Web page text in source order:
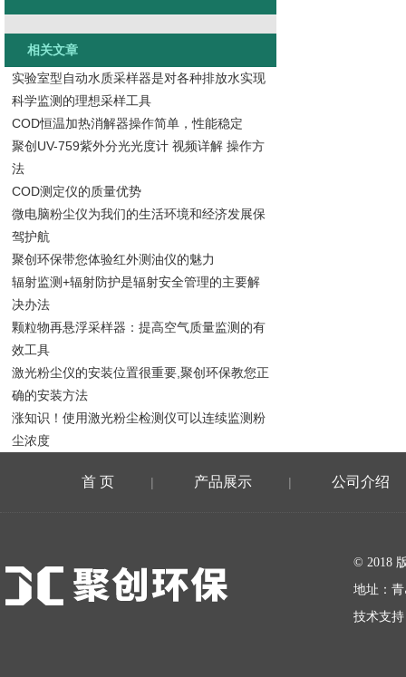
相关文章
实验室型自动水质采样器是对各种排放水实现
科学监测的理想采样工具
COD恒温加热消解器操作简单，性能稳定
聚创UV-759紫外分光光度计 视频详解 操作方
法
COD测定仪的质量优势
微电脑粉尘仪为我们的生活环境和经济发展保
驾护航
聚创环保带您体验红外测油仪的魅力
辐射监测+辐射防护是辐射安全管理的主要解
决办法
颗粒物再悬浮采样器：提高空气质量监测的有
效工具
激光粉尘仪的安装位置很重要,聚创环保教您正
确的安装方法
涨知识！使用激光粉尘检测仪可以连续监测粉
尘浓度
首 页 | 产品展示 | 公司介绍
© 2018
地址：
技术支